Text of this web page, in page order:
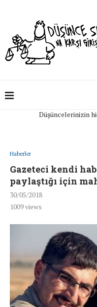
Düşüncelerinizin
Haberler
Gazeteci kendi
paylaştığı için
30/05/2018
1009views